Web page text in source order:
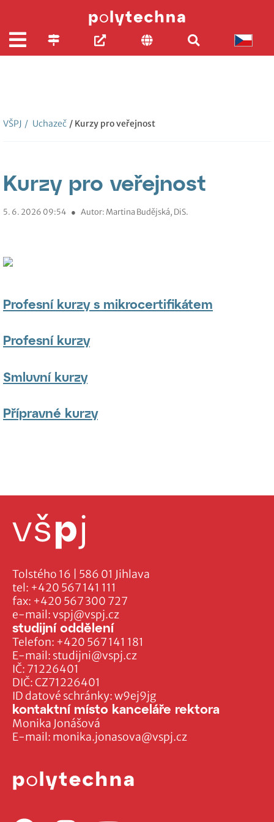
VŠPJ / Uchazeč / Kurzy pro veřejnost
Kurzy pro veřejnost
5. 6. 2026 09:54 ● Autor: Martina Budějská, DiS.
Profesní kurzy s mikrocertifikátem
Profesní kurzy
Smluvní kurzy
Přípravné kurzy
Tolstého 16 | 586 01 Jihlava
tel: +420 567 141 111
fax: +420 567 300 727
e-mail:vspj@vspj.cz
IČ: 71226401
DIČ: CZ71226401
ID datové schránky: w9ej9jg
studijní oddělení
Telefon: +420 567 141 181
E-mail: studijni@vspj.cz
kontaktní místo kanceláře rektora
Monika Jonášová
E-mail: monika.jonasova@vspj.cz